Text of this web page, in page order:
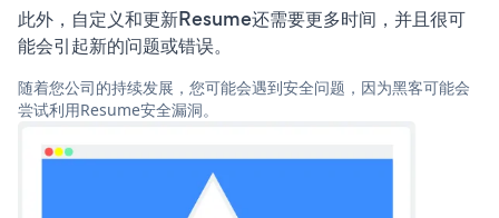
此外，自定义和更新Resume还需要更多时间，并且很可
能会引起新的问题或错误。
随着您公司的持续发展，您可能会遇到安全问题，因为黑客可能会
尝试利用Resume安全漏洞。